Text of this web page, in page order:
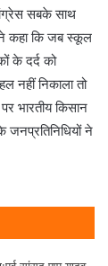
सबके साथ
कहा कि जब स्कूल
के दर्द को
नहीं निकाला तो
भारतीय किसान
जनप्रतिनिधियों ने